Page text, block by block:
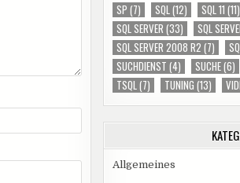
SP (7) SQL(12) SQL 11 (11)
SQL SERVER (33) SQL
SQL SERVER 2008 R2 (7)
SUCHDIENST (4) SUCHE(6)
TSQL(7) TUNING (13)
Allgemeines